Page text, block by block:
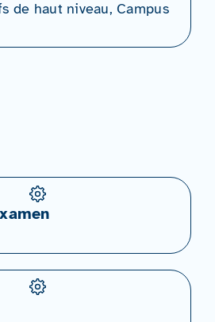
de haut niveau, Campus